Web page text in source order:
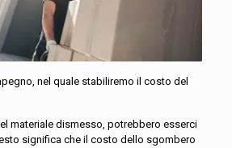
nel quale stabiliremo il costo del
materiale dismesso, potrebbero esserci
significa che il costo dello sgombero